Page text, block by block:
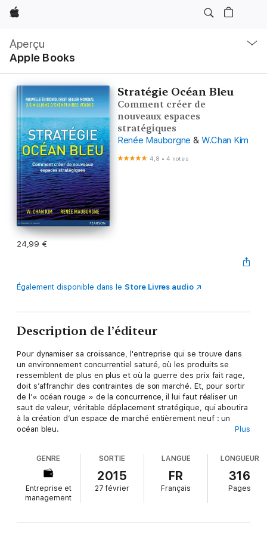
Apple
Aperçu
Apple Books
locale
Ouvrir
menu
Stratégie Océan Bleu
Comment créer de
nouveaux espaces
stratégiques
Renée Mauborgne & W.Chan Kim
4,8 •4 notes
24,99 €
Également disponible dans leStore Livres audio
Description de l’éditeur
Pour dynamiser sa croissance, l'entreprise qui se trouve dans
un environnement concurrentiel saturé, où les produits se
ressemblent de plus en plus et où la guerre des prix fait rage,
doit s’affranchir des contraintes de son marché. Et, pour sortir
de l’« océan rouge » de la concurrence, il lui faut réaliser un
saut de valeur, véritable déplacement stratégique, qui aboutira
à la création d’un espace de marché entièrement neuf : un
océan bleu.
Amazon ont réussi à ouvrir et conquérir des espaces encore
vierges et créer une demande entièrement nouvelle. Dans cet
ouvrage, W. Chan Kim et Renée Mauborgne ont modélisé ces
mouvements stratégiques et proposent une méthodologie
indispensable à toute organisation qui cherche à modifier les
Plus
GENRE
Entreprise et
management
SORTIE
2015
27 février
LANGUE
FR
Français
LONGUEUR
316
Pages